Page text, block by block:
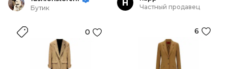
Бутик
0
H
Частный продавец
6